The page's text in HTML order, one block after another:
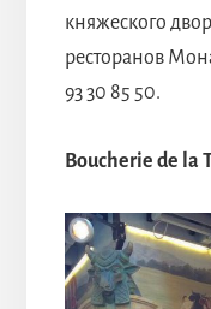
княжеского
ресторанов
93 30 85 50.
Boucherie de la